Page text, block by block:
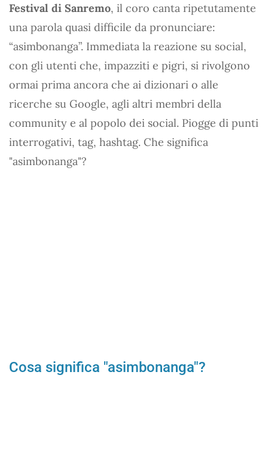
Festival di Sanremo, il coro canta ripetutamente
una parola quasi difficile da pronunciare:
“asimbonanga”. Immediata la reazione su social,
con gli utenti che, impazziti e pigri, si rivolgono
ormai prima ancora che ai dizionari o alle
ricerche su Google, agli altri membri della
community e al popolo dei social. Piogge di punti
interrogativi, tag, hashtag. Che significa
"asimbonanga"?
Cosa significa "asimbonanga"?